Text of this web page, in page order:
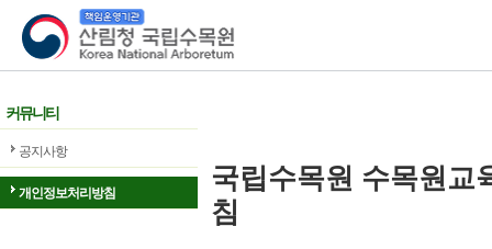
산림청 국립수목원
커뮤니티
공지사항
개인정보처리방침
국립수목원 수목원교
침